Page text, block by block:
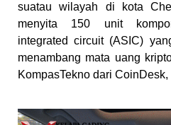
suatau wilayah di kota
menyita 150 unit
integrated circuit (ASIC)
menambang mata uang
KompasTekno dari